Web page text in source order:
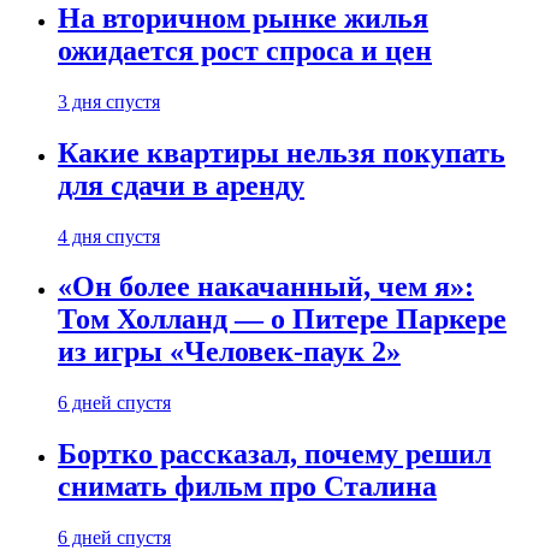
На вторичном рынке жилья
ожидается рост спроса и цен
3 дня спустя
Какие квартиры нельзя покупать
для сдачи в аренду
4 дня спустя
«Он более накачанный, чем я»:
Том Холланд — о Питере Паркере
из игры «Человек-паук 2»
6 дней спустя
Бортко рассказал, почему решил
снимать фильм про Сталина
6 дней спустя